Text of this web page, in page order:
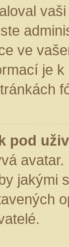
ve
je
pod
jakými